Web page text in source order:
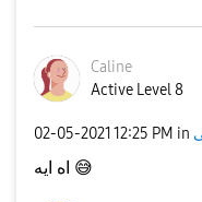
Caline
Active Level 8
‎02-05-2021 12:25 PM in
😅